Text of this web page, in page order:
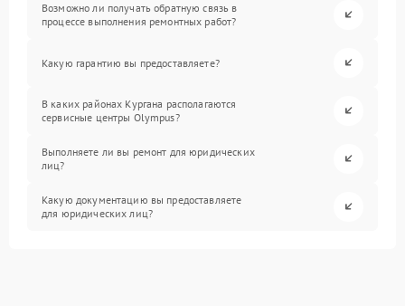
Возможно ли получать обратную связь в
процессе выполнения ремонтных работ?
Какую гарантию вы предоставляете?
В каких районах Кургана располагаются
сервисные центры Olympus?
Выполняете ли вы ремонт для юридических
лиц?
Какую документацию вы предоставляете
для юридических лиц?